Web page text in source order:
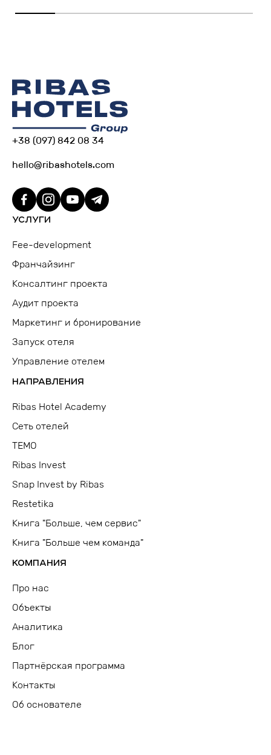
УСЛУГИ
Fee-development
Франчайзинг
Консалтинг проекта
Аудит проекта
Маркетинг и бронирование
Запуск отеля
Управление отелем
НАПРАВЛЕНИЯ
Ribas Hotel Academy
Сеть отелей
TEMO
Ribas Invest
Snap Invest by Ribas
Restetika
Книга "Больше, чем сервис"
Книга "Больше чем команда"
КОМПАНИЯ
Про нас
Объекты
Аналитика
Блог
Партнёрская программа
Контакты
Об основателе
+38 (097) 842 08 34
hello@ribashotels.com